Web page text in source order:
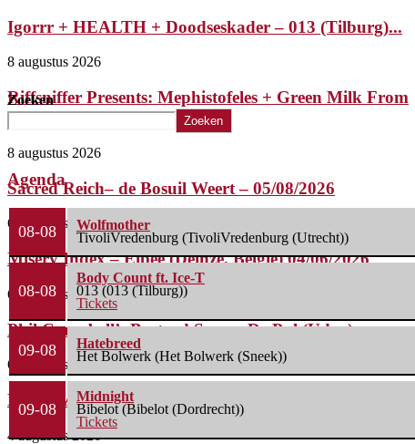
Igorrr + HEALTH + Doodseskader – 013 (Tilburg)...
8 augustus 2026
Riffsniffer Presents: Mephistofeles + Green Milk From
Planet...
8 augustus 2026
Sacred Reich– de Bosuil Weert – 05/08/2026
6 augustus 2026
Misery Index – Elpee (Deinze, België) 04/06/2026
6 augustus 2026
Phil Campbell’s Bastard Sons – De Pul (Uden)...
6 augustus 2026
Life Of Agony + Second Function – Underworld...
4 augustus 2026
Zoeken
Zoeken
Agenda
08-08
Wolfmother
TivoliVredenburg (TivoliVredenburg (Utrecht))
08-08
Body Count ft. Ice-T
013 (013 (Tilburg))
Tickets
09-08
Hatebreed
Het Bolwerk (Het Bolwerk (Sneek))
09-08
Midnight
Bibelot (Bibelot (Dordrecht))
Tickets